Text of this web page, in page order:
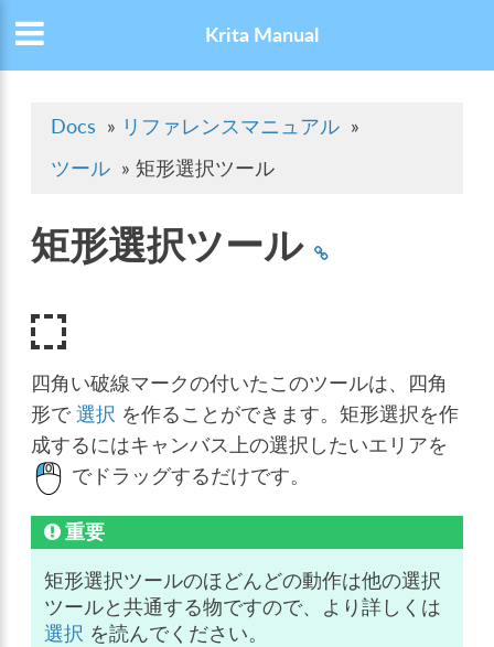
Krita Manual
Docs » リファレンスマニュアル »
ツール » 矩形選択ツール
矩形選択ツール
四角い破線マークの付いたこのツールは、四角
形で選択 を作ることができます。矩形選択を作
成するにはキャンバス上の選択したいエリアを
でドラッグするだけです。
重要
矩形選択ツールのほどんどの動作は他の選択
ツールと共通する物ですので、より詳しくは
選択 を読んでください。